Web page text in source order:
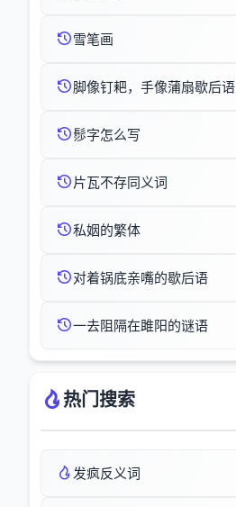
雪笔画
脚像钉耙，手像蒲扇歇后语
髿字怎么写
片瓦不存同义词
私姻的繁体
对着锅底亲嘴的歇后语
一去阻隔在雎阳的谜语
热门搜索
发疯反义词